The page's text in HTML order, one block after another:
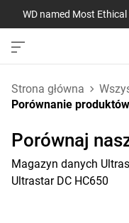
WD named Most
Strona główna
Porównanie produktów
Porównaj
Magazyn danych
Ultrastar DC HC650